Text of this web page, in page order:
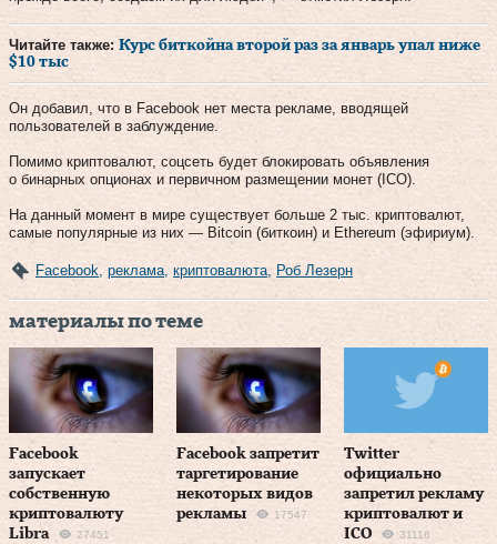
Читайте также: Курс биткойна второй раз за январь упал ниже
$10 тыс
Он добавил, что в Facebook нет места рекламе, вводящей
пользователей в заблуждение.
Помимо криптовалют, соцсеть будет блокировать объявления
о бинарных опционах и первичном размещении монет (ICO).
На данный момент в мире существует больше 2 тыс. криптовалют,
самые популярные из них — Bitcoin (биткоин) и Ethereum (эфириум).
Facebook реклама криптовалюта Роб Лезерн
материалы по теме
Facebook
запускает
собственную
криптовалюту
Libra
27451
Facebook запретит
таргетирование
некоторых видов
рекламы
17547
Twitter
официально
запретил рекламу
криптовалют и
ICO
31116